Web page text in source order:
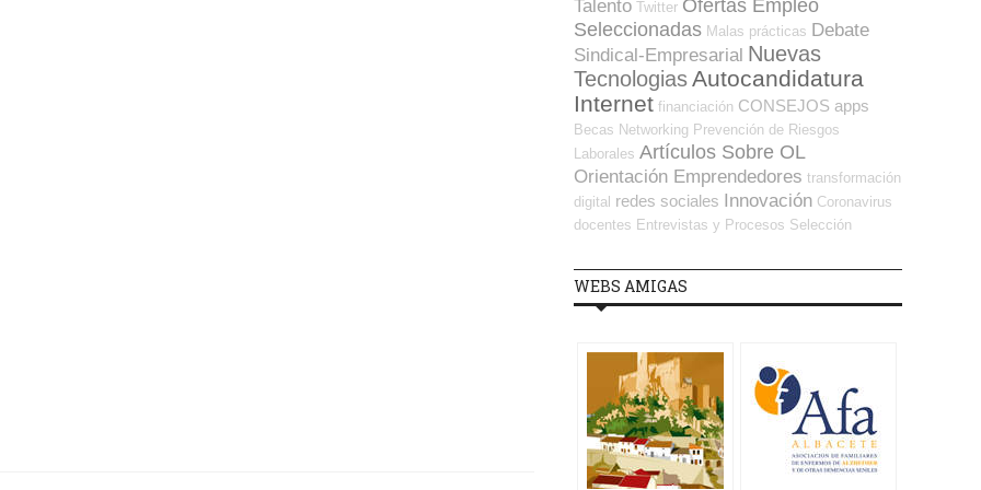
Portales y
Buscadores
Ofertas
recursos
de
orientación
Recursos
Humanos
tiempo
webs
Talento Twitter Ofertas Empleo
Seleccionadas Malas prácticas Debate
Sindical-Empresarial Nuevas
TecnologiasAutocandidatura
Internet financiación CONSEJOS apps
Becas Networking Prevención de Riesgos
Laborales Artículos Sobre OL
Orientación Emprendedores transformación
digital redes sociales Innovación Coronavirus
docentes Entrevistas y Procesos Selección
WEBS AMIGAS